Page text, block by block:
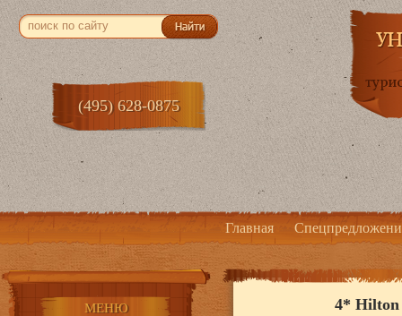
(495) 628-0875
Главная
МЕНЮ 4* Hilton